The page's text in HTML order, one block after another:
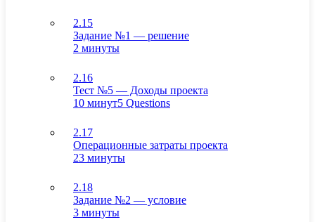
2.15
Задание №1 — решение
2 минуты
2.16
Тест №5 — Доходы проекта
10 минут5 Questions
2.17
Операционные затраты проекта
23 минуты
2.18
Задание №2 — условие
3 минуты